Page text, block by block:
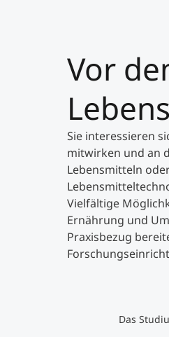
Vor
Sie interessieren
mitwirken und an
Lebensmitteln
Vielfältige
Ernährung und
Praxisbezug
Das